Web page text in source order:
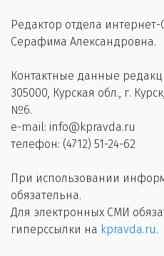
Редактор отдела
Серафима Александровна.
Контактные данные
305000, Курская обл., г.
№6.
e-mail: info@kpravda.ru
телефон: (4712) 51-24-62
При использовании
обязательна.
Для электронных СМИ
гиперссылки на kpravda.ru.